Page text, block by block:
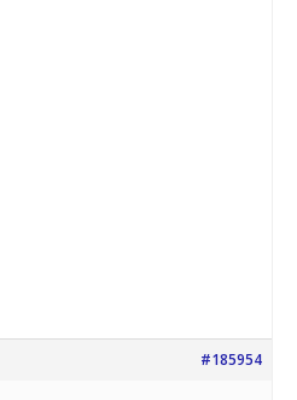
#185954